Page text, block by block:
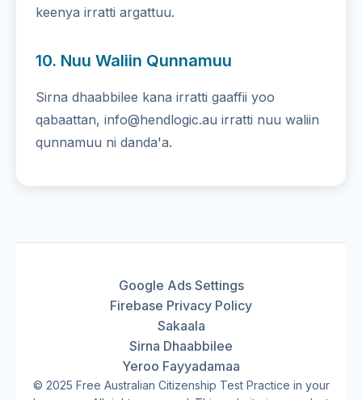
keenya irratti argattuu.
10. Nuu Waliin Qunnamuu
Sirna dhaabbilee kana irratti gaaffii yoo
qabaattan, info@hendlogic.au irratti nuu waliin
qunnamuu ni danda'a.
Google Ads Settings
Firebase Privacy Policy
Sakaala
Sirna Dhaabbilee
Yeroo Fayyadamaa
© 2025 Free Australian Citizenship Test Practice in your